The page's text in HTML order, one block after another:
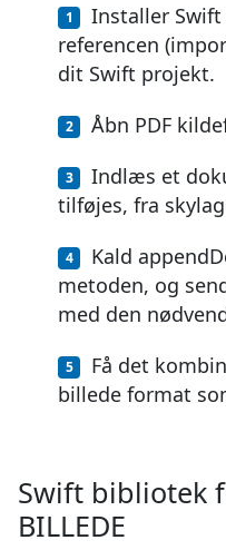
Installer
referencen
dit Swift projekt.
Åbn PDF
Indlæs et
tilføjes, fra
Kald
metoden, og
med den
Få det
billede format
Swift bibliotek
BILLEDE